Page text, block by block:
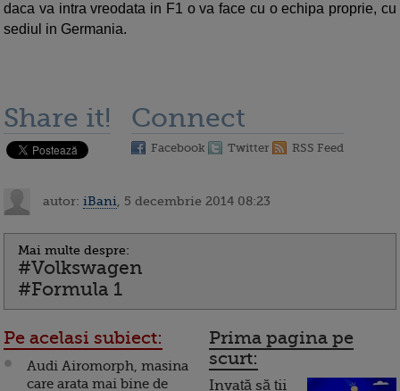
daca va intra vreodata in F1 o va face cu o echipa proprie, cu
sediul in Germania.
Share it! Connect
Facebook Twitter RSS Feed
autor: iBani , 5 decembrie 2014 08:23
Mai multe despre:
#Volkswagen
#Formula 1
Pe acelasi subiect:
Audi Airomorph, masina
care arata mai bine de
Prima pagina pe
scurt:
Invață să ții